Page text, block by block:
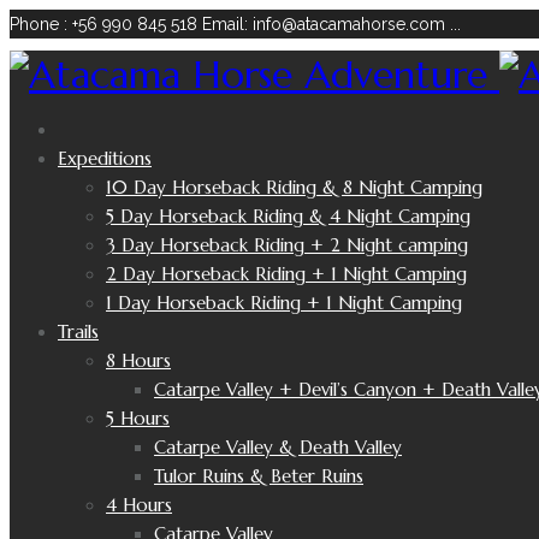
Phone : +56 990 845 518 Email: info@atacamahorse.com
Expeditions
10 Day Horseback Riding & 8 Night Camping
5 Day Horseback Riding & 4 Night Camping
3 Day Horseback Riding + 2 Night camping
2 Day Horseback Riding + 1 Night Camping
1 Day Horseback Riding + 1 Night Camping
Trails
8 Hours
Catarpe Valley + Devil’s Canyon + Death
5 Hours
Catarpe Valley & Death Valley
Tulor Ruins & Beter Ruins
4 Hours
Catarpe Valley